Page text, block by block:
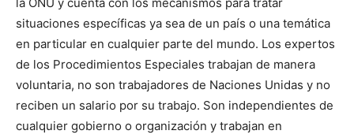
situaciones específicas ya sea de un país o una temática
en particular en cualquier parte del mundo. Los expertos
de los Procedimientos Especiales trabajan de manera
voluntaria, no son trabajadores de Naciones Unidas y no
reciben un salario por su trabajo. Son independientes de
cualquier gobierno o organización y trabajan en